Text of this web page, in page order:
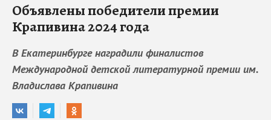
Объявлены победители премии
Крапивина 2024 года
В Екатеринбурге наградили финалистов
Международной детской литературной премии им.
Владислава Крапивина